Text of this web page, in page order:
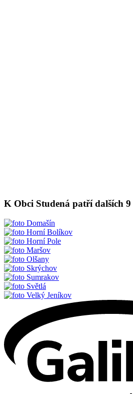
K Obci Studená patří dalších 9
Domašín
Horní Bolíkov
Horní Pole
Maršov
Olšany
Skrýchov
Sumrakov
Světlá
Velký Jeníkov